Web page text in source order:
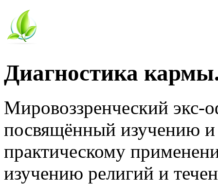
Диагностика
Мировоззренческий
посвящённый изучению
практическому
изучению религий и